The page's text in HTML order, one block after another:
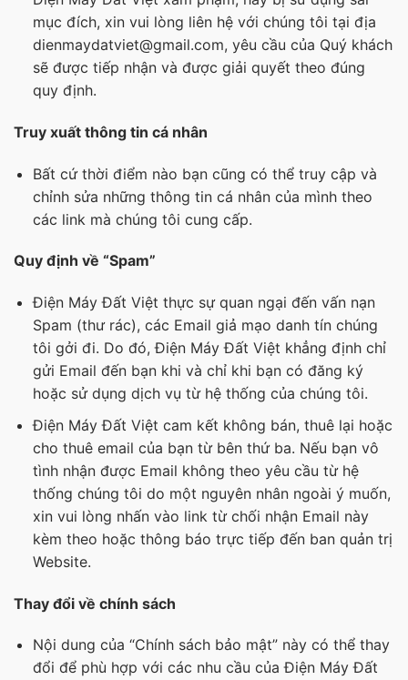
mục đích, xin vui lòng liên hệ với chúng tôi tại địa
dienmaydatviet@gmail.com, yêu cầu của Quý khách
sẽ được tiếp nhận và được giải quyết theo đúng
quy định.
Truy xuất thông tin cá nhân
Bất cứ thời điểm nào bạn cũng có thể truy cập và
chỉnh sửa những thông tin cá nhân của mình theo
các link mà chúng tôi cung cấp.
Quy định về “Spam”
Điện Máy Đất Việt thực sự quan ngại đến vấn nạn
Spam (thư rác), các Email giả mạo danh tín chúng
tôi gởi đi. Do đó, Điện Máy Đất Việt khẳng định chỉ
gửi Email đến bạn khi và chỉ khi bạn có đăng ký
hoặc sử dụng dịch vụ từ hệ thống của chúng tôi.
Điện Máy Đất Việt cam kết không bán, thuê lại hoặc
cho thuê email của bạn từ bên thứ ba. Nếu bạn vô
tình nhận được Email không theo yêu cầu từ hệ
thống chúng tôi do một nguyên nhân ngoài ý muốn,
xin vui lòng nhấn vào link từ chối nhận Email này
kèm theo hoặc thông báo trực tiếp đến ban quản trị
Website.
Thay đổi về chính sách
Nội dung của “Chính sách bảo mật” này có thể thay
đổi để phù hợp với các nhu cầu của Điện Máy Đất